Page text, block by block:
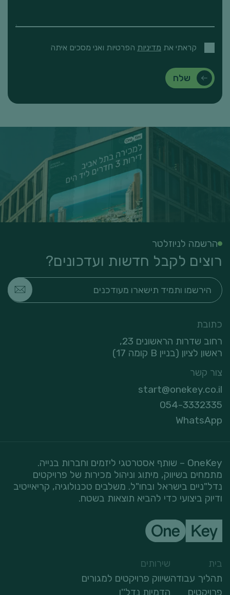
קראתי את מדיניות הפרטיות ואני מסכים איתה
שלח
הרשמה לניוזלטר
רוצים לקבל חדשות ועדכונים?
כתובת
רחוב שדרות הראשונים 23,
ראשון לציון (בניין B קומה 17)
צור קשר
start@onekey.co.il
054-3332335
WhatsApp
OneKey – שותף אסטרטגי ליזמים וחברות בנייה.
מתמחים בשיווק, מיתוג וניהול מכירות של פרויקטים
נדל"ניים בישראל ובחו"ל. משלבים טכנולוגיה, קריאייטיב
ודיוק ביצועי כדי להביא תוצאות בשטח.
בית
תהליך עבודה
פרויקטים
שירותים
שיווק פרויקטים למגורים
הדמיות נדל''ן